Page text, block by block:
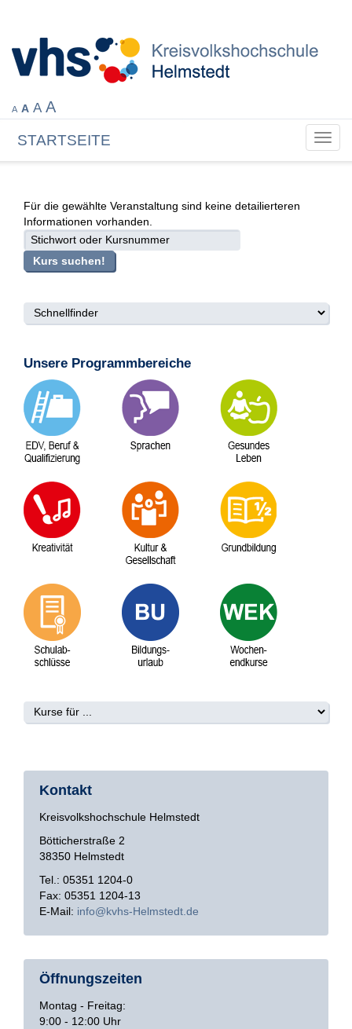
A A A A
STARTSEITE
Für die gewählte Veranstaltung sind keine detailierteren
Informationen vorhanden.
suche
Kurs suchen!
Unsere Programmbereiche
Kontakt
Kreisvolkshochschule Helmstedt
Bötticherstraße 2
38350 Helmstedt
Tel.: 05351 1204-0
Fax: 05351 1204-13
E-Mail: info kvhs-Helmstedt de
Öffnungszeiten
Montag - Freitag:
9:00 - 12:00 Uhr